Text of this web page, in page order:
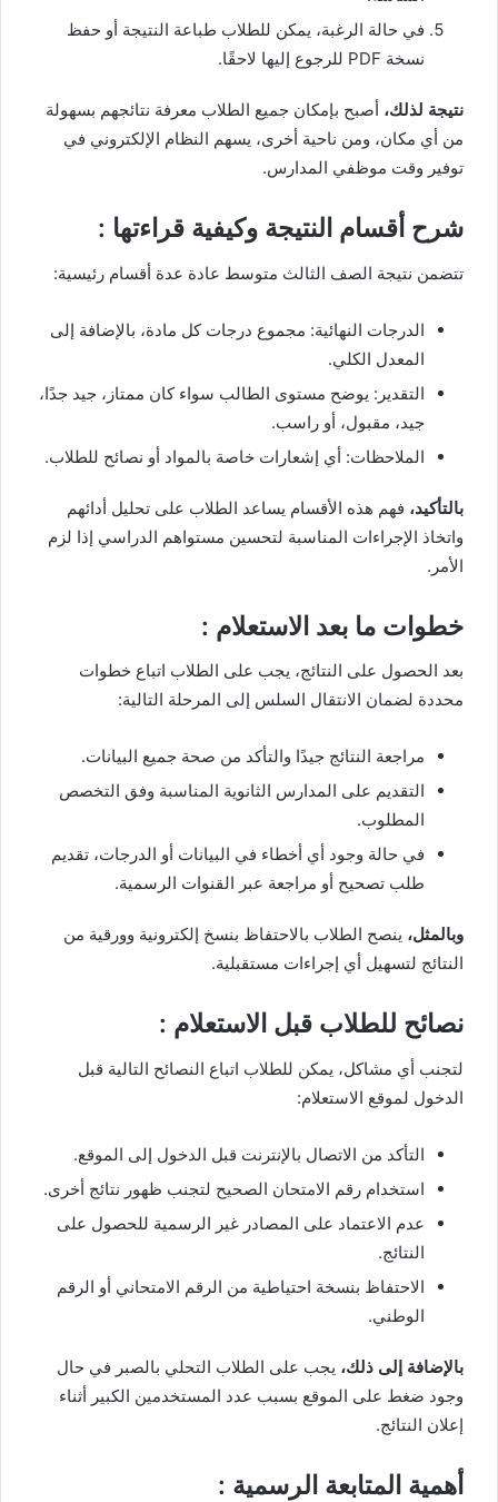
في حالة الرغبة، يمكن للطلاب طباعة النتيجة أو حفظ
نسخة PDF للرجوع إليها لاحقًا.
نتيجة لذلك، أصبح بإمكان جميع الطلاب معرفة نتائجهم بسهولة
من أي مكان، ومن ناحية أخرى، يسهم النظام الإلكتروني في
توفير وقت موظفي المدارس.
شرح أقسام النتيجة وكيفية قراءتها :
تتضمن نتيجة الصف الثالث متوسط عادة عدة أقسام رئيسية:
الدرجات النهائية: مجموع درجات كل مادة، بالإضافة إلى
المعدل الكلي.
التقدير: يوضح مستوى الطالب سواء كان ممتاز، جيد جدًا،
جيد، مقبول، أو راسب.
الملاحظات: أي إشعارات خاصة بالمواد أو نصائح للطلاب.
بالتأكيد، فهم هذه الأقسام يساعد الطلاب على تحليل أدائهم
واتخاذ الإجراءات المناسبة لتحسين مستواهم الدراسي إذا لزم
الأمر.
خطوات ما بعد الاستعلام :
بعد الحصول على النتائج، يجب على الطلاب اتباع خطوات
محددة لضمان الانتقال السلس إلى المرحلة التالية:
مراجعة النتائج جيدًا والتأكد من صحة جميع البيانات.
التقديم على المدارس الثانوية المناسبة وفق التخصص
المطلوب.
في حالة وجود أي أخطاء في البيانات أو الدرجات، تقديم
طلب تصحيح أو مراجعة عبر القنوات الرسمية.
وبالمثل، ينصح الطلاب بالاحتفاظ بنسخ إلكترونية وورقية من
النتائج لتسهيل أي إجراءات مستقبلية.
نصائح للطلاب قبل الاستعلام :
لتجنب أي مشاكل، يمكن للطلاب اتباع النصائح التالية قبل
الدخول لموقع الاستعلام:
التأكد من الاتصال بالإنترنت قبل الدخول إلى الموقع.
استخدام رقم الامتحان الصحيح لتجنب ظهور نتائج أخرى.
عدم الاعتماد على المصادر غير الرسمية للحصول على
النتائج.
الاحتفاظ بنسخة احتياطية من الرقم الامتحاني أو الرقم
الوطني.
بالإضافة إلى ذلك، يجب على الطلاب التحلي بالصبر في حال
وجود ضغط على الموقع بسبب عدد المستخدمين الكبير أثناء
إعلان النتائج.
أهمية المتابعة الرسمية :